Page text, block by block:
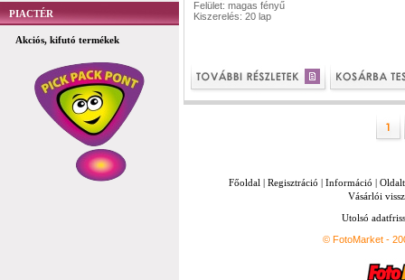
PIACTÉR
Akciós, kifutó termékek
Felület: magas fényű
Kiszerelés: 20 lap
Főoldal | Regisztráció | Információ |
Vásárlói
Utolsó
© FotoMarket -